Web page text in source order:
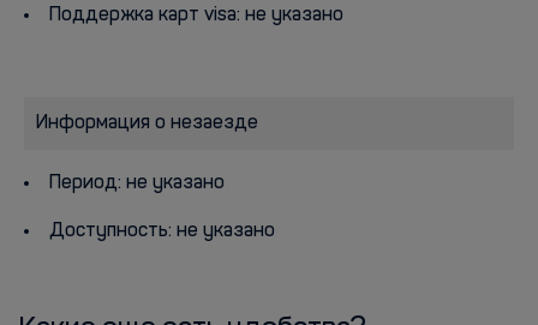
Поддержка карт visa: не указано
Информация о незаезде
Период: не указано
Доступность: не указано